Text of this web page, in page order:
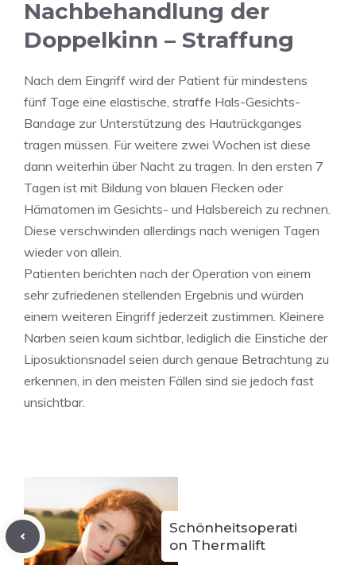
Nachbehandlung der
Doppelkinn – Straffung
Nach dem Eingriff wird der Patient für mindestens
fünf Tage eine elastische, straffe Hals-Gesichts-
Bandage zur Unterstützung des Hautrückganges
tragen müssen. Für weitere zwei Wochen ist diese
dann weiterhin über Nacht zu tragen. In den ersten 7
Tagen ist mit Bildung von blauen Flecken oder
Hämatomen im Gesichts- und Halsbereich zu rechnen.
Diese verschwinden allerdings nach wenigen Tagen
wieder von allein.
Patienten berichten nach der Operation von einem
sehr zufriedenen stellenden Ergebnis und würden
einem weiteren Eingriff jederzeit zustimmen. Kleinere
Narben seien kaum sichtbar, lediglich die Einstiche der
Liposuktionsnadel seien durch genaue Betrachtung zu
erkennen, in den meisten Fällen sind sie jedoch fast
unsichtbar.
Schönheitsoperati
on Thermalift